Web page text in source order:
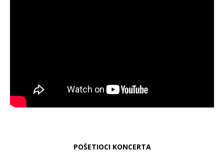
POŚETIOCI KONCERTA